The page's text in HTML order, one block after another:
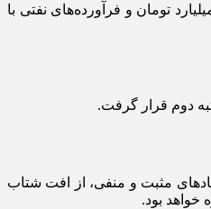
بانک‌ها و مؤسسات اعتباری با ۲.۹۸ هزار میلیارد تومان در صدر قرار گرفت. پس از آن، تولید فلزات گرانبها غیر از آهن با ۲.۹۴ هزار میلیارد تومان و فرآورده‌های نفتی با
مثبت و منفی، از افت شتاب
خواهد بود.